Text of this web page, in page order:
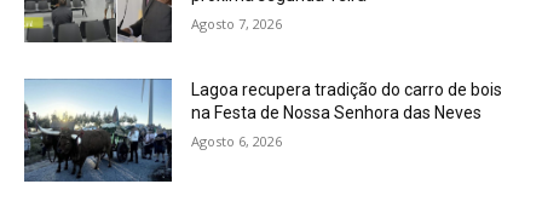
Agosto 7, 2026
Lagoa recupera tradição do carro de bois
na Festa de Nossa Senhora das Neves
Agosto 6, 2026